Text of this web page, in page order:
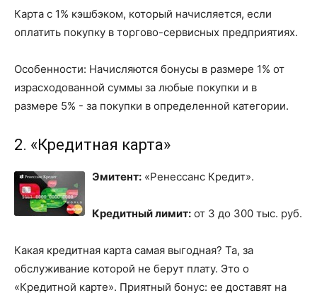
Карта с 1% кэшбэком, который начисляется, если
оплатить покупку в торгово-сервисных предприятиях.
Особенности: Начисляются бонусы в размере 1% от
израсходованной суммы за любые покупки и в
размере 5% - за покупки в определенной категории.
2. «Кредитная карта»
Эмитент: «Ренессанс Кредит».
Кредитный лимит: от 3 до 300 тыс. руб.
Какая кредитная карта самая выгодная? Та, за
обслуживание которой не берут плату. Это о
«Кредитной карте». Приятный бонус: ее доставят на